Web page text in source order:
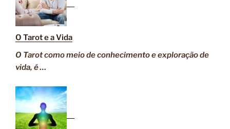
O Tarot e a Vida
O Tarot como meio de conhecimento e exploração de
vida, é …